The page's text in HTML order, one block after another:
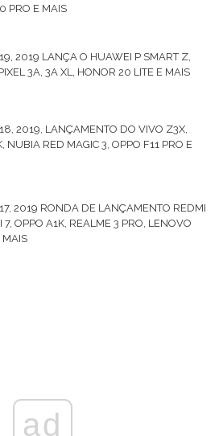
PRO E MAIS
2019 LANÇA O HUAWEI P SMART Z,
3A, 3A XL, HONOR 20 LITE E MAIS
2019, LANÇAMENTO DO VIVO Z3X,
NUBIA RED MAGIC 3, OPPO F11 PRO E
2019 RONDA DE LANÇAMENTO REDMI
7, OPPO A1K, REALME 3 PRO, LENOVO
MAIS
ad